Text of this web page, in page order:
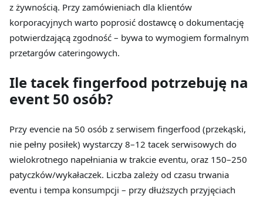
z żywnością. Przy zamówieniach dla klientów
korporacyjnych warto poprosić dostawcę o dokumentację
potwierdzającą zgodność – bywa to wymogiem formalnym
przetargów cateringowych.
Ile tacek fingerfood potrzebuję na
event 50 osób?
Przy evencie na 50 osób z serwisem fingerfood (przekąski,
nie pełny posiłek) wystarczy 8–12 tacek serwisowych do
wielokrotnego napełniania w trakcie eventu, oraz 150–250
patyczków/wykałaczek. Liczba zależy od czasu trwania
eventu i tempa konsumpcji – przy dłuższych przyjęciach